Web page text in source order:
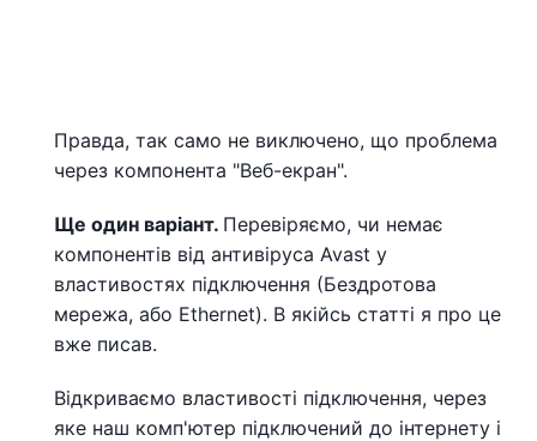
Правда, так само не виключено, що проблема
через компонента "Веб-екран".
Ще один варіант. Перевіряємо, чи немає
компонентів від антивіруса Avast у
властивостях підключення (Бездротова
мережа, або Ethernet). В якійсь статті я про це
вже писав.
Відкриваємо властивості підключення, через
яке наш комп'ютер підключений до інтернету і